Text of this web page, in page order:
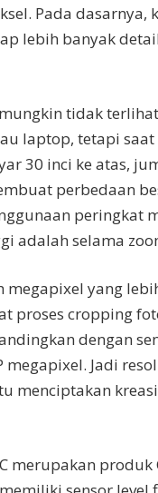
Pada dasarnya,
lebih banyak
tidak
laptop, tetapi
30 inci ke atas,
perbedaan
peringkat
adalah selama
megapixel yang
proses cropping
dengan
megapixel. Jadi
menciptakan
merupakan produk